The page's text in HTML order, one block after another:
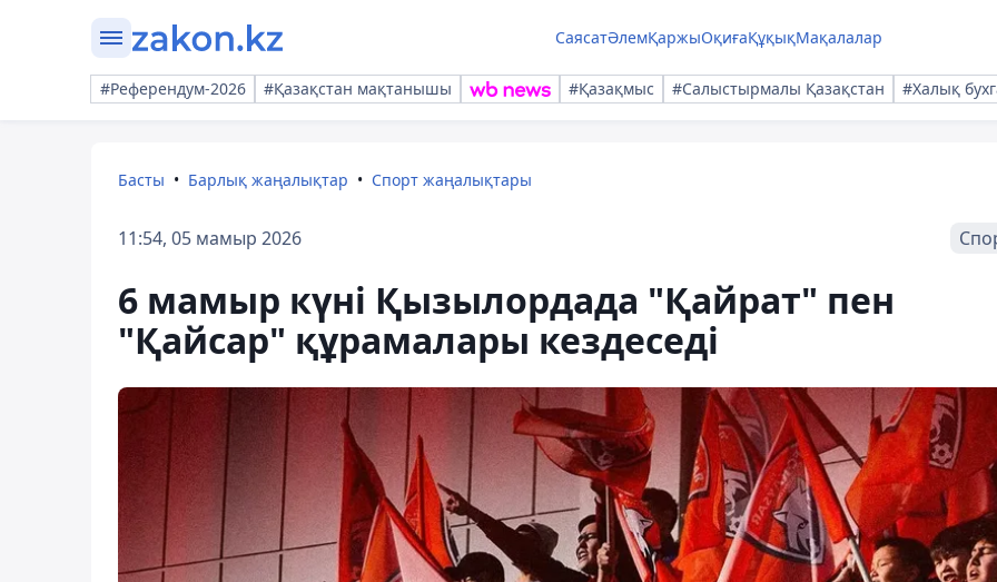
СаясатӘлемҚаржыОқиғаҚұқықМақалалар
#Референдум-2026 #Қазақстан мақтанышы #Қазақмыс #Салыстырмалы Қазақстан #Халық
Басты Барлық жаңалықтар Спорт жаңалықтары
11:54, 05 мамыр 2026
6 мамыр күні Қызылордада "Қайрат" пен
"Қайсар" құрамалары кездеседі